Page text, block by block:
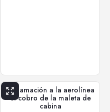
Reclamación a la aerolínea
el cobro de la maleta de
cabina